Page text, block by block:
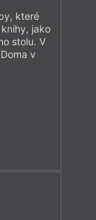
které
jako
stolu. V
v